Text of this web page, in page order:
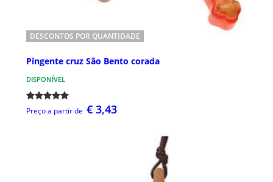
DESCONTOS POR QUANTIDADE
Pingente cruz São Bento corada
DISPONÍVEL
Preço a partir de € 3,43